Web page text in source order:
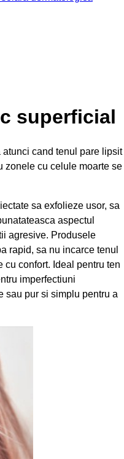
superficial
cand tenul pare lipsit
zonele cu celule moarte se
sa exfolieze usor, sa
aspectul
agresive. Produsele
rapid, sa nu incarce tenul
confort. Ideal pentru ten
imperfectiuni
sau pur si simplu pentru a